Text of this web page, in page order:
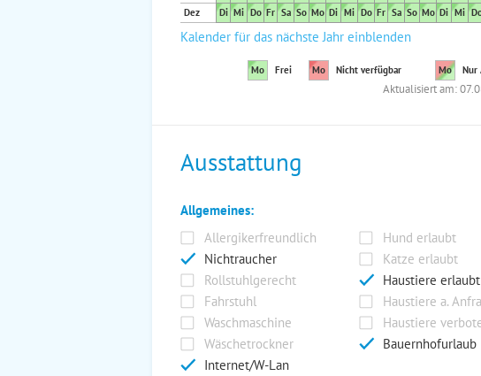
Dez
Di Mi Do Fr Sa So Mo Di Mi Do Fr Sa So Mo Di Mi
Kalender für das nächste Jahr einblenden
Mo Frei Mo Nicht verfügbar Mo Nur
Aktualisiert am:
Ausstattung
Allgemeines:
Allergikerfreundlich
Hund erlaubt
Nichtraucher
Katze erlaubt
Rollstuhlgerecht
Haustiere erlaubt
Fahrstuhl
Haustiere a.
Waschmaschine
Haustiere
Wäschetrockner
Bauernhofurlaub
Internet/W-Lan